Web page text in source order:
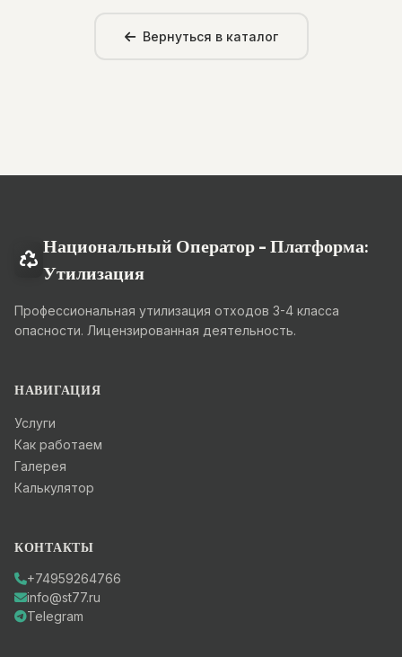
Вернуться в каталог
Национальный Оператор - Платформа:
Утилизация
Профессиональная утилизация отходов 3-4 класса
опасности. Лицензированная деятельность.
НАВИГАЦИЯ
Услуги
Как работаем
Галерея
Калькулятор
КОНТАКТЫ
+74959264766
info@st77.ru
Telegram